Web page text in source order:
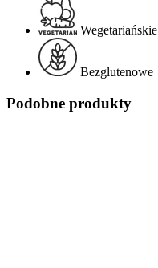
Wegetariańskie
Bezglutenowe
Podobne produkty